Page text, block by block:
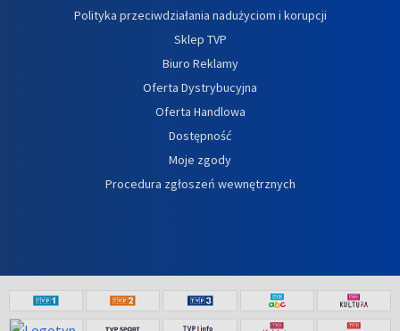
Polityka przeciwdziałania nadużyciom i korupcji
Sklep TVP
Biuro Reklamy
Oferta Dystrybucyjna
Oferta Handlowa
Dostępność
Moje zgody
Procedura zgłoszeń wewnętrznych